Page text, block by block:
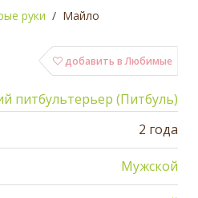
руки Майло
добавить в Любимые
питбультерьер (Питбуль)
2 года
Мужской